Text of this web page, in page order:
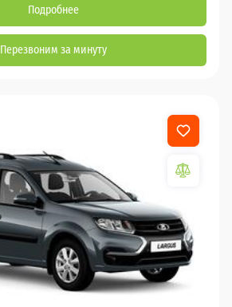
Подробнее
Перезвоним за минуту